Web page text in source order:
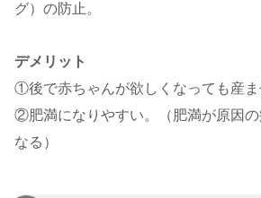
グ）の防止。
デメリット
①後で赤ちゃんが欲しくなっても産
②肥満になりやすい。（肥満が原因の
なる）